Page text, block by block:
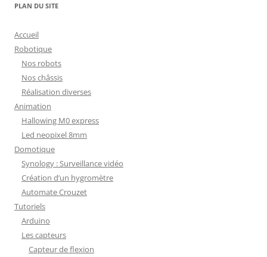
PLAN DU SITE
Accueil
Robotique
Nos robots
Nos châssis
Réalisation diverses
Animation
Hallowing M0 express
Led neopixel 8mm
Domotique
Synology : Surveillance vidéo
Création d’un hygromètre
Automate Crouzet
Tutoriels
Arduino
Les capteurs
Capteur de flexion